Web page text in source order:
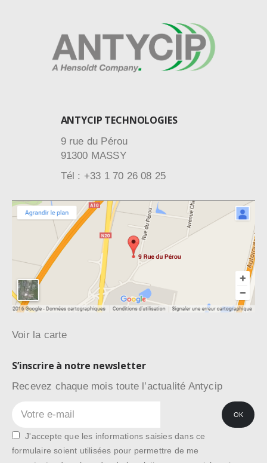
ANTYCIP TECHNOLOGIES
9 rue du Pérou
91300 MASSY
Tél : +33 1 70 26 08 25
Voir la carte
S’inscrire à notre newsletter
Recevez chaque mois toute l’actualité Antycip
J'accepte que les informations saisies dans ce
formulaire soient utilisées pour permettre de me